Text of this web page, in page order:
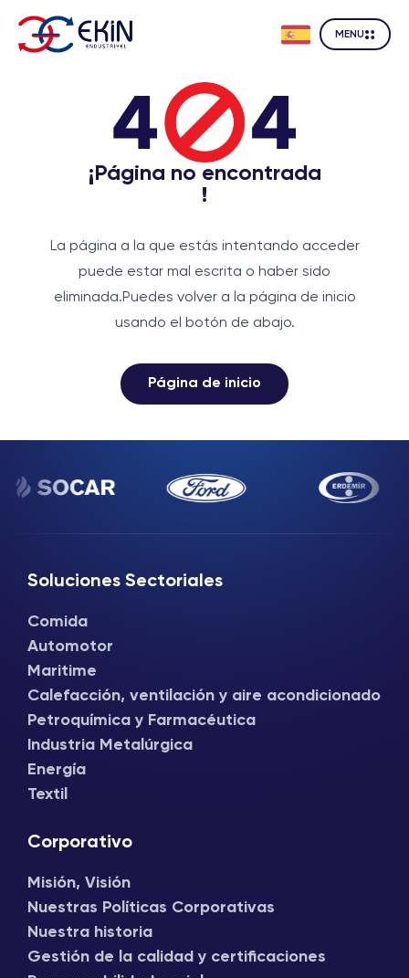
MENU
¡Página no encontrada
!
La página a la que estás intentando acceder
puede estar mal escrita o haber sido
eliminada.Puedes volver a la página de inicio
usando el botón de abajo.
Página de inicio
Soluciones Sectoriales
Comida
Automotor
Maritime
Calefacción, ventilación y aire acondicionado
Petroquímica y Farmacéutica
Industria Metalúrgica
Energía
Textil
Corporativo
Misión, Visión
Nuestras Políticas Corporativas
Nuestra historia
Gestión de la calidad y certificaciones